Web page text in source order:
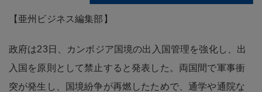
【亜州ビジネス編集部】
政府は23日、カンボジア国境の出入国管理を強化し、出
入国を原則として禁止すると発表した。両国間で軍事衝
突が発生し、国境紛争が再燃したためで、通学や通院な